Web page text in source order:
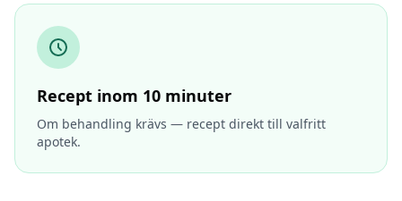
Recept inom 10 minuter
Om behandling krävs — recept direkt till valfritt
apotek.